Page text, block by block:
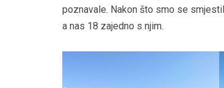
poznavale. Nakon što smo se
a nas 18 zajedno s njim.